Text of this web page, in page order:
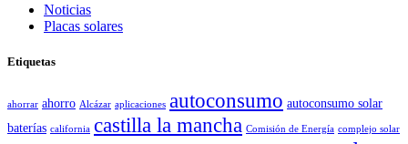
Noticias
Placas solares
Etiquetas
ahorrar ahorro Alcázar aplicaciones autoconsumo autoconsumo solar
baterías california castilla la mancha Comisión de Energía complejo solar